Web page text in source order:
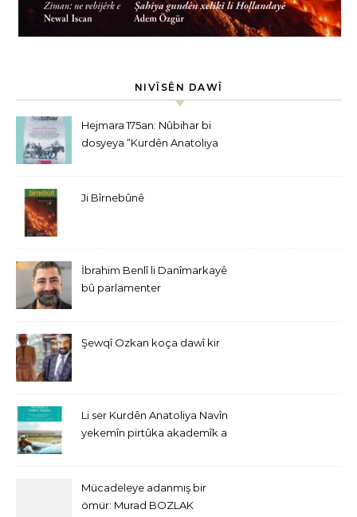
NIVÎSÊN DAWÎ
Hejmara 175an: Nûbihar bi
dosyeya “Kurdên Anatoliya
Ji Bîrnebûnê
İbrahim Benlî li Danîmarkayê
bû parlamenter
Şewqî Ozkan koça dawî kir
Li ser Kurdên Anatoliya Navîn
yekemîn pirtûka akademîk a
Mücadeleye adanmış bir
ömür: Murad BOZLAK